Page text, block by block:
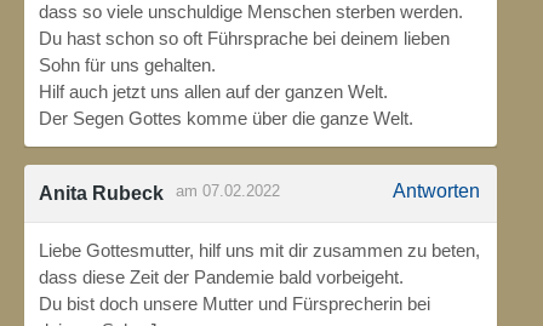
dass so viele unschuldige Menschen sterben werden.
Du hast schon so oft Führsprache bei deinem lieben
Sohn für uns gehalten.
Hilf auch jetzt uns allen auf der ganzen Welt.
Der Segen Gottes komme über die ganze Welt.
Anita Rubeck am 07.02.2022 Antworten
Liebe Gottesmutter, hilf uns mit dir zusammen zu beten,
dass diese Zeit der Pandemie bald vorbeigeht.
Du bist doch unsere Mutter und Fürsprecherin bei